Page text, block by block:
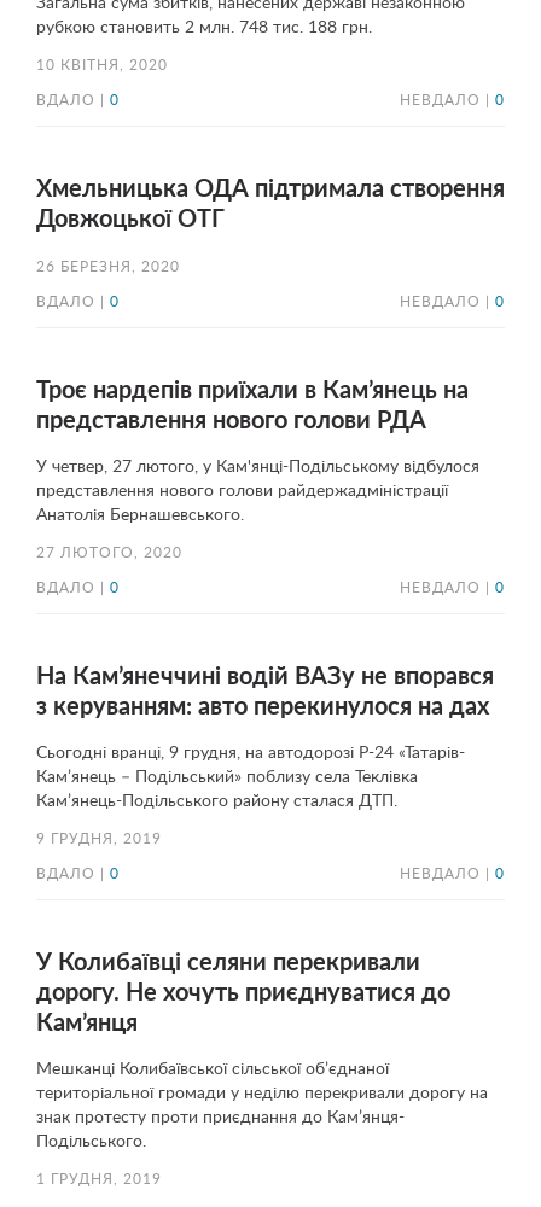
Загальна сума збитків, нанесених державі незаконною
рубкою становить 2 млн. 748 тис. 188 грн.
10 КВІТНЯ, 2020
ВДАЛО | 0 НЕВДАЛО | 0
Хмельницька ОДА підтримала створення
Довжоцької ОТГ
26 БЕРЕЗНЯ, 2020
ВДАЛО | 0 НЕВДАЛО | 0
Троє нардепів приїхали в Кам’янець на
представлення нового голови РДА
У четвер, 27 лютого, у Кам'янці-Подільському відбулося
представлення нового голови райдержадміністрації
Анатолія Бернашевського.
27 ЛЮТОГО, 2020
ВДАЛО | 0 НЕВДАЛО | 0
На Кам’янеччині водій ВАЗу не впорався
з керуванням: авто перекинулося на дах
Сьогодні вранці, 9 грудня, на автодорозі Р-24 «Татарів-
Кам’янець – Подільський» поблизу села Теклівка
Кам’янець-Подільського району сталася ДТП.
9 ГРУДНЯ, 2019
ВДАЛО | 0 НЕВДАЛО | 0
У Колибаївці селяни перекривали
дорогу. Не хочуть приєднуватися до
Кам’янця
Мешканці Колибаївської сільської об’єднаної
територіальної громади у неділю перекривали дорогу на
знак протесту проти приєднання до Кам’янця-
Подільського.
1 ГРУДНЯ, 2019